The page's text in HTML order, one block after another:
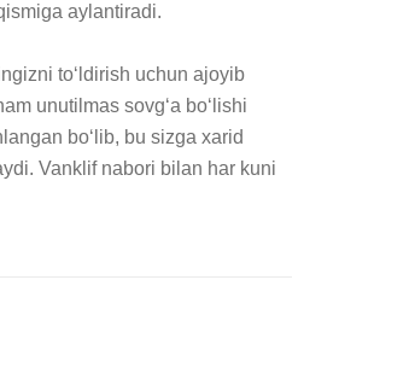
aylantiradi.
toʻldirish uchun ajoyib
unutilmas sovgʻa boʻlishi
boʻlib, bu sizga xarid
Vanklif nabori bilan har kuni